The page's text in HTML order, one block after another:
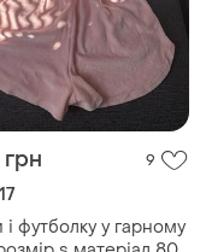
грн 9
і футболку у гарному
розмір s матеріал 80
і 20 поліестер
1